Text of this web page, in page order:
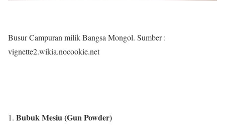
Busur Campuran milik Bangsa Mongol. Sumber :
vignette2.wikia.nocookie.net
Bubuk Mesiu (Gun Powder)